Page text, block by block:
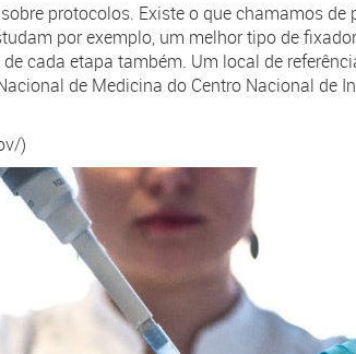
protocolos. Existe o que chamamos de
por exemplo, um melhor tipo de
cada etapa também. Um local de
de Medicina do Centro Nacional de
)